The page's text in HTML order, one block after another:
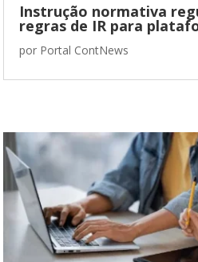
Instrução normativa
regras de IR para
por Portal ContNews